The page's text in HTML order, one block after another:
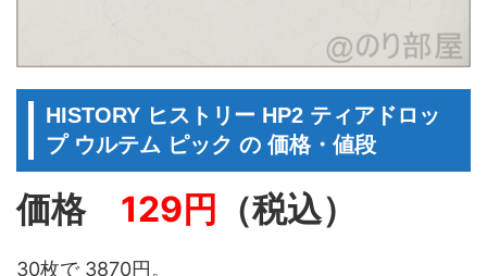
HISTORY ヒストリー HP2 ティアドロッ
プ ウルテム ピック の 価格・値段
価格 129円 （税込）
30枚で 3870円。